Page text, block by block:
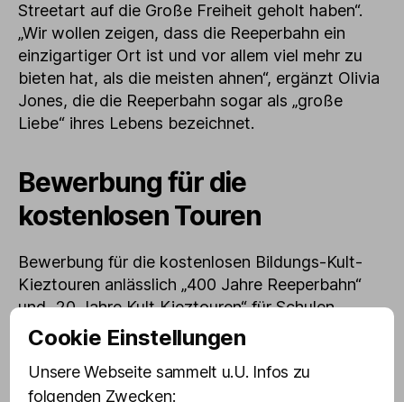
Streetart auf die Große Freiheit geholt haben“.
„Wir wollen zeigen, dass die Reeperbahn ein
einzigartiger Ort ist und vor allem viel mehr zu
bieten hat, als die meisten ahnen“, ergänzt Olivia
Jones, die die Reeperbahn sogar als „große
Liebe“ ihres Lebens bezeichnet.
Bewerbung für die
kostenlosen Touren
Bewerbung für die kostenlosen Bildungs-Kult-
Kieztouren anlässlich „400 Jahre Reeperbahn“
und „20 Jahre Kult Kieztouren“ für Schulen,
Vereine und Initiativen
Verein / Initiative / Bildungseinrichtung (erforderlich)
Cookie Einstellungen
Unsere Webseite sammelt u.U. Infos zu
folgenden Zwecken: